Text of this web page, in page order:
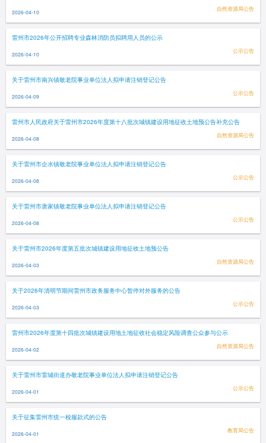
2026-04-10 自然资源局公告
雷州市2026年公开招聘专业森林消防员拟聘用人员的公示
2026-04-10 公示公告
关于雷州市南兴镇敬老院事业单位法人拟申请注销登记公告
2026-04-09 公示公告
雷州市人民政府关于雷州市2026年度第十八批次城镇建设用地征收土地预公告补充公告
2026-04-08 自然资源局公告
关于雷州市企水镇敬老院事业单位法人拟申请注销登记公告
2026-04-08 公示公告
关于雷州市唐家镇敬老院事业单位法人拟申请注销登记公告
2026-04-08 公示公告
关于雷州市2026年度第五批次城镇建设用地征收土地预公告
2026-04-03 自然资源局公告
关于2026年清明节期间雷州市政务服务中心暂停对外服务的公告
2026-04-03 公示公告
雷州市2026年度第十四批次城镇建设用地土地征收社会稳定风险调查公众参与公示
2026-04-02 自然资源局公告
关于雷州市雷城街道办敬老院事业单位法人拟申请注销登记公告
2026-04-01 公示公告
关于征集雷州市统一校服款式的公告
2026-04-01 教育局公告